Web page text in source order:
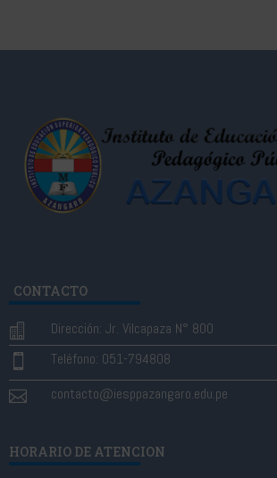
CONTACTO
 Dirección: Jr. Vilcapaza N° 800
 Teléfono: 051-794808
 contacto@iesppazangaro.edu.pe
HORARIO DE ATENCION